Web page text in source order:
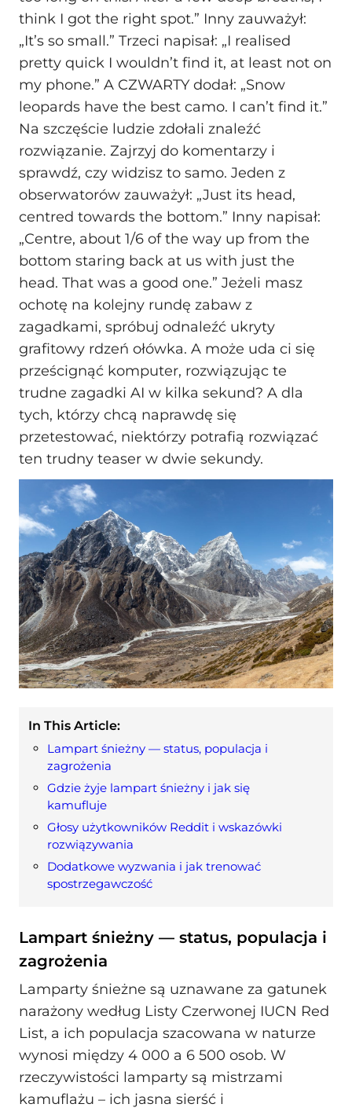
think I got the right spot.” Inny zauważył:
„It’s so small.” Trzeci napisał: „I realised
pretty quick I wouldn’t find it, at least not on
my phone.” A CZWARTY dodał: „Snow
leopards have the best camo. I can’t find it.”
Na szczęście ludzie zdołali znaleźć
rozwiązanie. Zajrzyj do komentarzy i
sprawdź, czy widzisz to samo. Jeden z
obserwatorów zauważył: „Just its head,
centred towards the bottom.” Inny napisał:
„Centre, about 1/6 of the way up from the
bottom staring back at us with just the
head. That was a good one.” Jeżeli masz
ochotę na kolejny rundę zabaw z
zagadkami, spróbuj odnaleźć ukryty
grafitowy rdzeń ołówka. A może uda ci się
prześcignąć komputer, rozwiązując te
trudne zagadki AI w kilka sekund? A dla
tych, którzy chcą naprawdę się
przetestować, niektórzy potrafią rozwiązać
ten trudny teaser w dwie sekundy.
In This Article:
Lampart śnieżny — status, populacja i
zagrożenia
Gdzie żyje lampart śnieżny i jak się
kamufluje
Głosy użytkowników Reddit i wskazówki
rozwiązywania
Dodatkowe wyzwania i jak trenować
spostrzegawczość
Lampart śnieżny — status, populacja i
zagrożenia
Lamparty śnieżne są uznawane za gatunek
narażony według Listy Czerwonej IUCN Red
List, a ich populacja szacowana w naturze
wynosi między 4 000 a 6 500 osob. W
rzeczywistości lamparty są mistrzami
kamuflażu – ich jasna sierść i